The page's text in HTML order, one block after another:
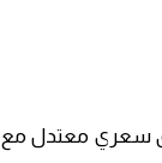
ضمن نطاق سعري معتدل مع